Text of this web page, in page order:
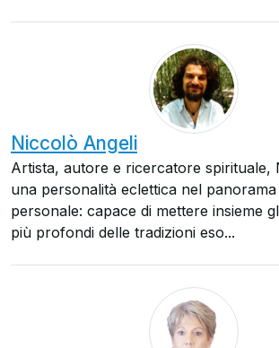
Niccolò Angeli
Artista, autore e ricercatore spirituale,
una personalità eclettica nel
personale: capace di mettere insieme
più profondi delle tradizioni eso...